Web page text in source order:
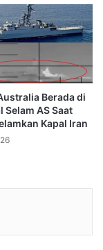
Berada di
Selam AS Saat
Kapal Iran